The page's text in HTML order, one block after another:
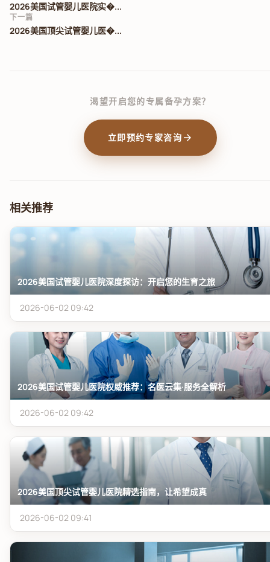
2026美国试管婴儿医院实�...
下一篇
2026美国顶尖试管婴儿医�...
渴望开启您的专属备孕方案？
立即预约专家咨询 arrow_forward
相关推荐
2026美国试管婴儿医院深度探访：开启您的生育之旅
2026-06-02 09:42
2026美国试管婴儿医院权威推荐：名医云集·服务全解析
2026-06-02 09:42
2026美国顶尖试管婴儿医院精选指南，让希望成真
2026-06-02 09:41